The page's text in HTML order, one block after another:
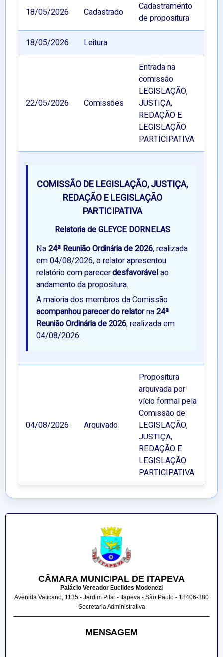
18/05/2026 Cadastrado
Cadastramento
de propositura
18/05/2026 Leitura
22/05/2026 Comissões
Entrada na
comissão
LEGISLAÇÃO,
JUSTIÇA,
REDAÇÃO E
LEGISLAÇÃO
PARTICIPATIVA
COMISSÃO DE LEGISLAÇÃO, JUSTIÇA,
REDAÇÃO E LEGISLAÇÃO
PARTICIPATIVA
Relatoria de GLEYCE DORNELAS
Na24ª Reunião Ordinária de 2026, realizada
em 04/08/2026, o relator apresentou
relatório com parecerdesfavorávelao
andamento da propositura.
A maioria dos membros da Comissão
acompanhou parecer do relatorna24ª
Reunião Ordinária de 2026, realizada em
04/08/2026.
04/08/2026 Arquivado
Propositura
arquivada por
vício formal pela
Comissão de
LEGISLAÇÃO,
JUSTIÇA,
REDAÇÃO E
LEGISLAÇÃO
PARTICIPATIVA
CÂMARA MUNICIPAL DE ITAPEVA
Palácio Vereador Euclides Modenezi
Avenida Vaticano, 1135 - Jardim Pilar - Itapeva - São Paulo - 18406-380
Secretaria Administrativa
MENSAGEM